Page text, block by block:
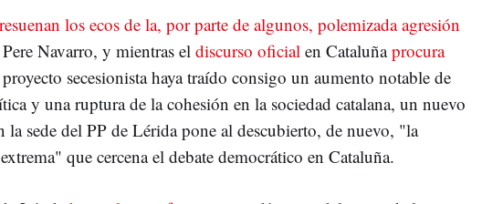
resuenan los ecos de la, por parte de algunos, polemizada agresión
Navarro, y mientras el discurso oficial en Cataluñaprocura
secesionista haya traído consigo un aumento notable de
y una ruptura de la cohesión en la sociedad catalana, un nuevo
la sede del PP de Lérida pone al descubierto, de nuevo, "la
que cercena el debate democrático en Cataluña.